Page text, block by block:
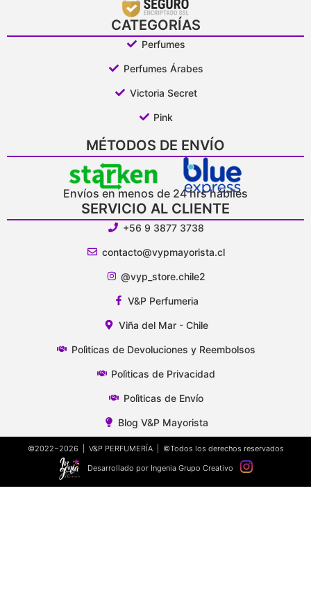
CATEGORÍAS
Perfumes
Perfumes Árabes
Victoria Secret
Pink
MÉTODOS DE ENVÍO
Envíos en menos de 24 hrs hábiles
SERVICIO AL CLIENTE
+56 9 3877 3738
contacto@vypmayorista.cl
@vyp_store.chile2
V&P Perfumeria
Viña del Mar - Chile
Polìticas de Devoluciones y Reembolsos
Polìticas de Privacidad
Polìticas de Envío
Blog V&P Mayorista
©2022~2026 | V&P PERFUMERÍA | ©Todos los derechos reservados
Desarrollado por Ingenia Grupo Creativo